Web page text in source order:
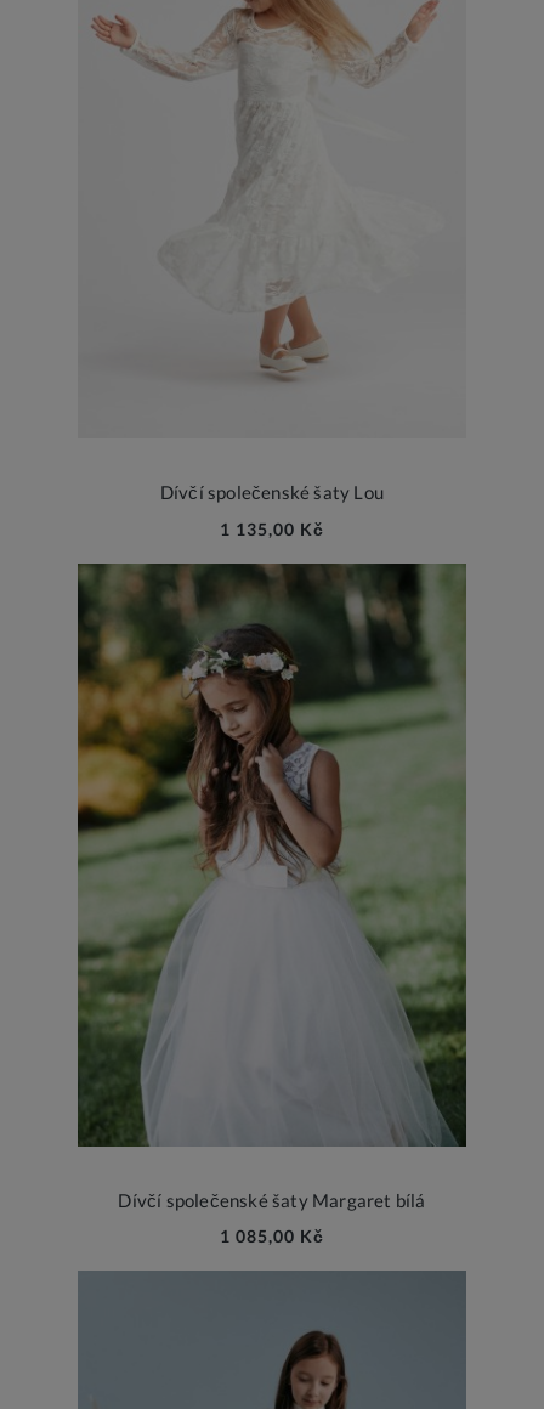
Dívčí společenské šaty Lou
1 135,00 Kč
Dívčí společenské šaty Margaret bílá
1 085,00 Kč